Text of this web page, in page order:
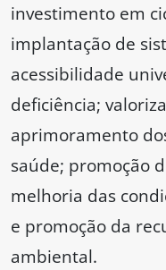
investimento em
implantação de
acessibilidade
deficiência;
aprimoramento
saúde; promoção
melhoria das
e promoção da
ambiental.